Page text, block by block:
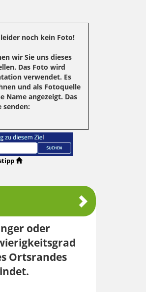
noch kein Foto!
wir Sie uns dieses
Das Foto wird
verwendet. Es
und als Fotoquelle
Name angezeigt. Das
senden:
oder
Ortsrandes